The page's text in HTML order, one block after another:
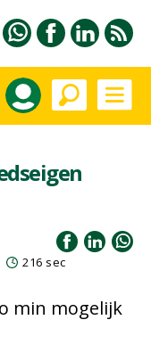
216 sec
min mogelijk